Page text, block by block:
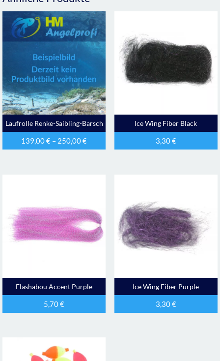
Laufrolle Renke-Saibling-Barsch
139,00€ – 250,00€
Ice Wing Fiber Black
3,30€
Flashabou Accent Purple
5,70€
Ice Wing Fiber Purple
3,30€